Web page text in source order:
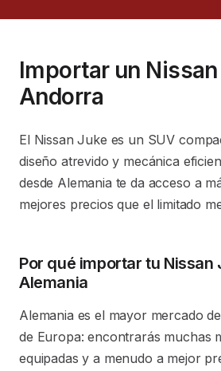
Importar un
Andorra
El Nissan Juke es un SUV
diseño atrevido y mecánica
desde Alemania te da acceso a
mejores precios que el limitado
Por qué importar tu Nissan
Alemania
Alemania es el mayor mercado
de Europa: encontrarás muchas
equipadas y a menudo a mejor